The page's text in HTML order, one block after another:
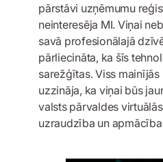
pārstāvi uzņēmumu
neinteresēja MI. Viņai
savā profesionālajā
pārliecināta, ka šīs
sarežģītas. Viss
uzzināja, ka viņai būs
valsts pārvaldes
uzraudzība un